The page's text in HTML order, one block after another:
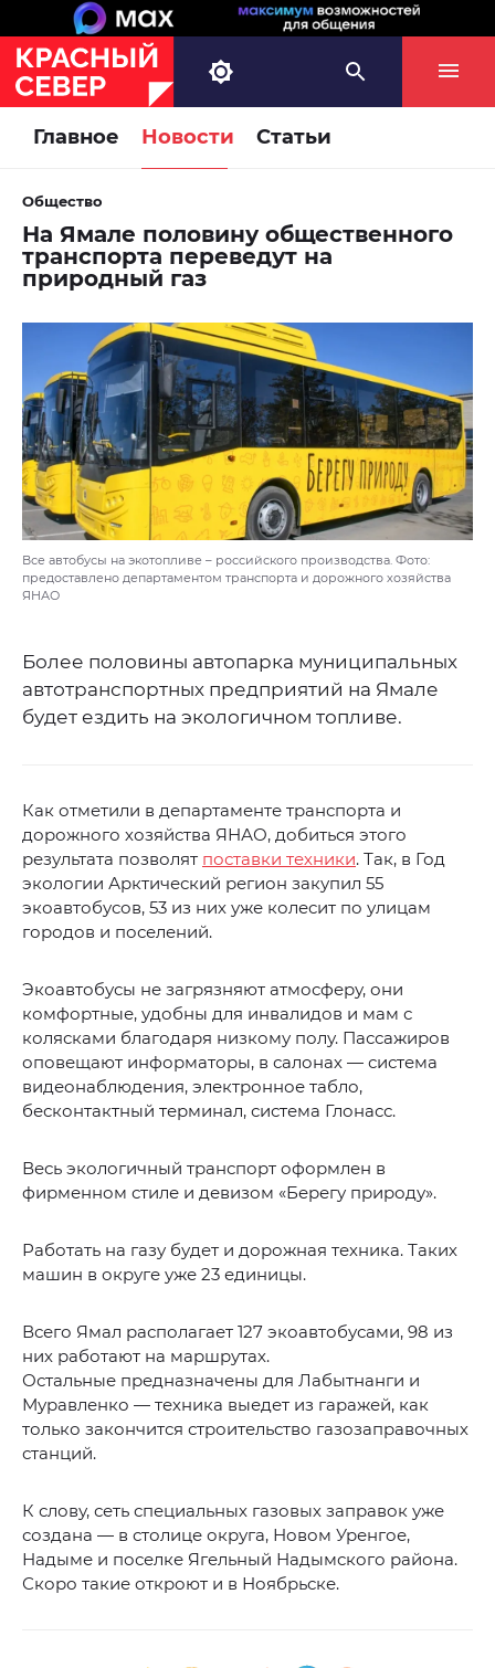
Главное Новости Статьи
Общество
На Ямале половину общественного
транспорта переведут на
природный газ
Все автобусы на экотопливе – российского производства. Фото:
предоставлено департаментом транспорта и дорожного хозяйства
ЯНАО
Более половины автопарка муниципальных
автотранспортных предприятий на Ямале
будет ездить на экологичном топливе.
Как отметили в департаменте транспорта и
дорожного хозяйства ЯНАО, добиться этого
результата позволят поставки техники. Так, в Год
экологии Арктический регион закупил 55
экоавтобусов, 53 из них уже колесит по улицам
городов и поселений.
Экоавтобусы не загрязняют атмосферу, они
комфортные, удобны для инвалидов и мам с
колясками благодаря низкому полу. Пассажиров
оповещают информаторы, в салонах — система
видеонаблюдения, электронное табло,
бесконтактный терминал, система Глонасс.
Весь экологичный транспорт оформлен в
фирменном стиле и девизом «Берегу природу».
Работать на газу будет и дорожная техника. Таких
машин в округе уже 23 единицы.
Всего Ямал располагает 127 экоавтобусами, 98 из
них работают на маршрутах.
Остальные предназначены для Лабытнанги и
Муравленко — техника выедет из гаражей, как
только закончится строительство газозаправочных
станций.
К слову, сеть специальных газовых заправок уже
создана — в столице округа, Новом Уренгое,
Надыме и поселке Ягельный Надымского района.
Скоро такие откроют и в Ноябрьске.